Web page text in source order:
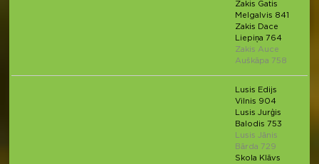
Zakis Gatis
Melgalvis 841
Zakis Dace
Liepiņa 764
Zakis Auce
Auškāpa 758
Lusis Edijs
Vilnis 904
Lusis Jurģis
Balodis 753
Lusis Jānis
Bārda 729
Skola Klāvs